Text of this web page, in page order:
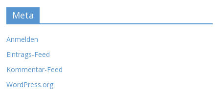
Meta
Anmelden
Eintrags-Feed
Kommentar-Feed
WordPress.org